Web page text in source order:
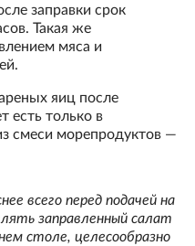
заправки срок
Такая же
мяса и
яиц после
есть только в
смеси морепродуктов —
всего перед подачей на
заправленный салат
столе, целесообразно